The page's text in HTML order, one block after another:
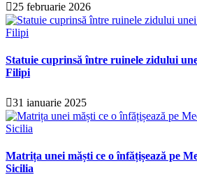
25 februarie 2026
Statuie cuprinsă între ruinele zidului
Filipi
31 ianuarie 2025
Matrița unei măști ce o înfățișează pe
Sicilia